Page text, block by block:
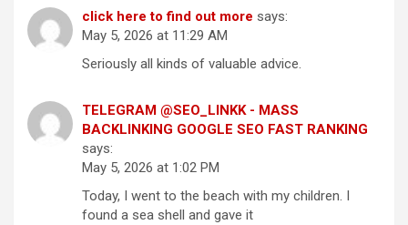
click here to find out more says:
May 5, 2026 at 11:29 AM
Seriously all kinds of valuable advice.
TELEGRAM @SEO_LINKK - MASS
BACKLINKING GOOGLE SEO FAST RANKING
says:
May 5, 2026 at 1:02 PM
Today, I went to the beach with my children. I
found a sea shell and gave it